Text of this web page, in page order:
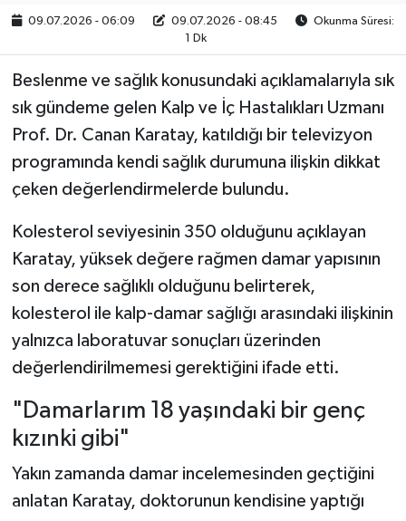
09.07.2026 - 06:09 09.07.2026 - 08:45
Okunma Süresi:
1 Dk
Beslenme ve sağlık konusundaki açıklamalarıyla sık
sık gündeme gelen Kalp ve İç Hastalıkları Uzmanı
Prof. Dr. Canan Karatay, katıldığı bir televizyon
programında kendi sağlık durumuna ilişkin dikkat
çeken değerlendirmelerde bulundu.
Kolesterol seviyesinin 350 olduğunu açıklayan
Karatay, yüksek değere rağmen damar yapısının
son derece sağlıklı olduğunu belirterek,
kolesterol ile kalp-damar sağlığı arasındaki ilişkinin
yalnızca laboratuvar sonuçları üzerinden
değerlendirilmemesi gerektiğini ifade etti.
"Damarlarım 18 yaşındaki bir genç
kızınki gibi"
Yakın zamanda damar incelemesinden geçtiğini
anlatan Karatay, doktorunun kendisine yaptığı
2024 Seçim Sonuçları